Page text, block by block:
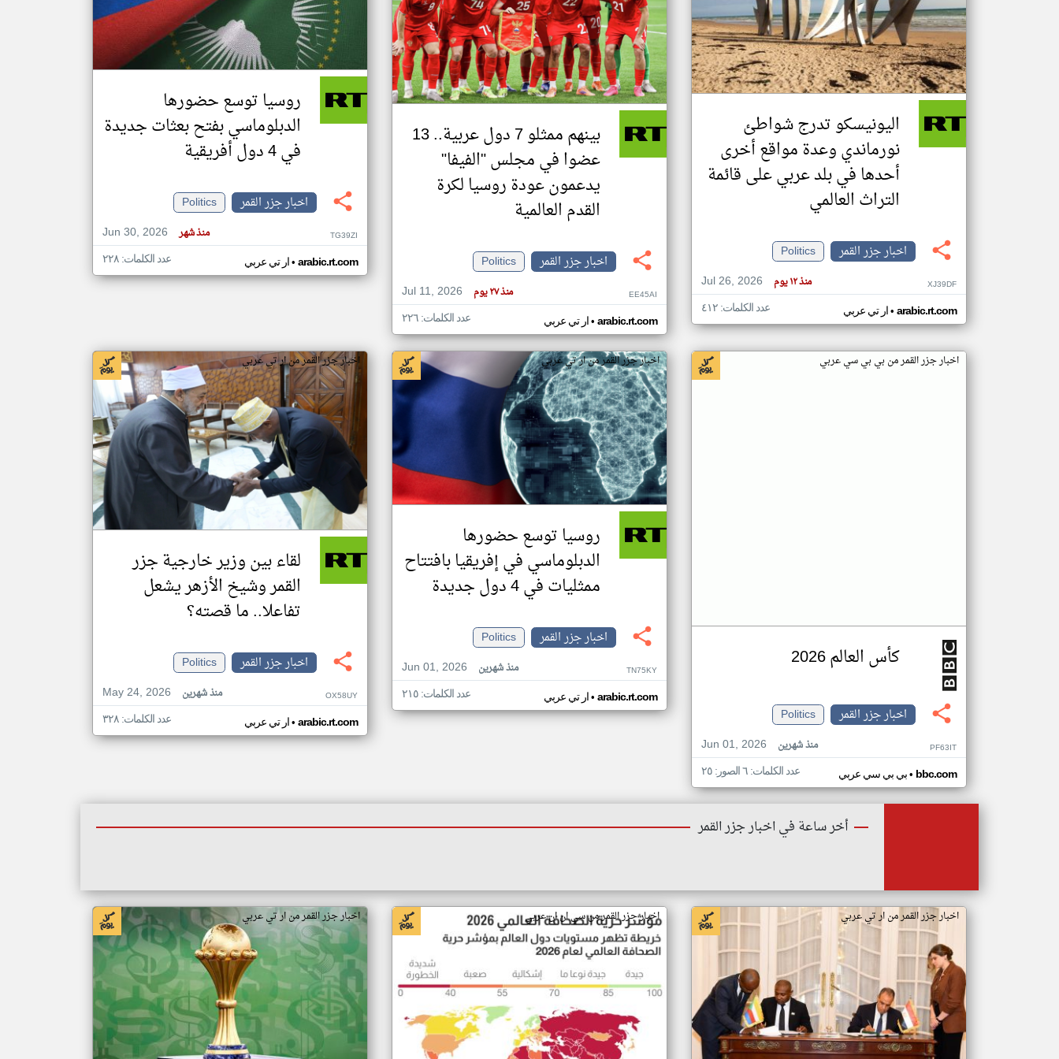
تغيير الدولة
اخبار جزر القمر على مدار الساعة
أهم اخبار جزر القمر العاجلة والمباشرة
اليونيسكو تدرج شواطئ
نورماندي وعدة مواقع أخرى
أحدها في بلد عربي على قائمة
التراث العالمي
اخبار جزر القمر
Politics
Jul 26, 2026
منذ ١٢ يوم XJ39DF
ار تي عربي• arabic.rt.com عدد الكلمات: ٤١٢
بينهم ممثلو 7 دول عربية.. 13
عضوا في مجلس "الفيفا"
يدعمون عودة روسيا لكرة
القدم العالمية
اخبار جزر القمر
Politics
Jul 11, 2026
منذ ٢٧ يوم EE45AI
ار تي عربي• arabic.rt.com عدد الكلمات: ٢٢٦
روسيا توسع حضورها
الدبلوماسي بفتح بعثات جديدة
في 4 دول أفريقية
اخبار جزر القمر
Politics
Jun 30, 2026
منذ شهر TG39ZI
ار تي عربي• arabic.rt.com عدد الكلمات: ٢٢٨
اخبار جزر القمر من بي بي سي عربي
كأس العالم 2026
اخبار جزر القمر
Politics
Jun 01, 2026
منذ شهرين PF63IT
بي بي سي عربي• bbc.com عدد الكلمات: ٦ الصور: ٢٥
اخبار جزر القمر من ار تي عربي
روسيا توسع حضورها
الدبلوماسي في إفريقيا بافتتاح
ممثليات في 4 دول جديدة
اخبار جزر القمر
Politics
Jun 01, 2026
منذ شهرين TN75KY
ار تي عربي• arabic.rt.com عدد الكلمات: ٢١٥
اخبار جزر القمر من ار تي عربي
لقاء بين وزير خارجية جزر
القمر وشيخ الأزهر يشعل
تفاعلا.. ما قصته؟
اخبار جزر القمر
Politics
May 24, 2026
منذ شهرين OX58UY
ار تي عربي• arabic.rt.com عدد الكلمات: ٣٢٨
أخر ساعة في اخبار جزر القمر
اخبار جزر القمر من ار تي عربي اخبار جزر القمر من سي ان ان عربي اخبار جزر القمر من ار تي عربي
klyoum.com